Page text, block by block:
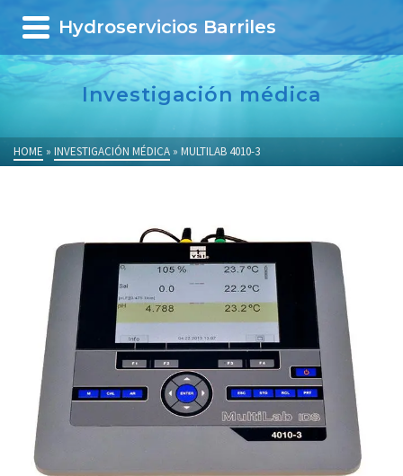
Hydroservicios Barriles
Investigación médica
HOME » INVESTIGACIÓN MÉDICA » MULTILAB 4010-3